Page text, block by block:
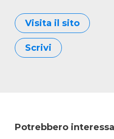
Visita il sito
Scrivi
Potrebbero